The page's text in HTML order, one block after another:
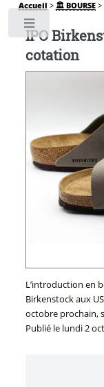
Accueil > 🏛️ BOURSE>
IPO
cotation
L’introduction en
Birkenstock aux
octobre prochain,
Publié le lundi 2